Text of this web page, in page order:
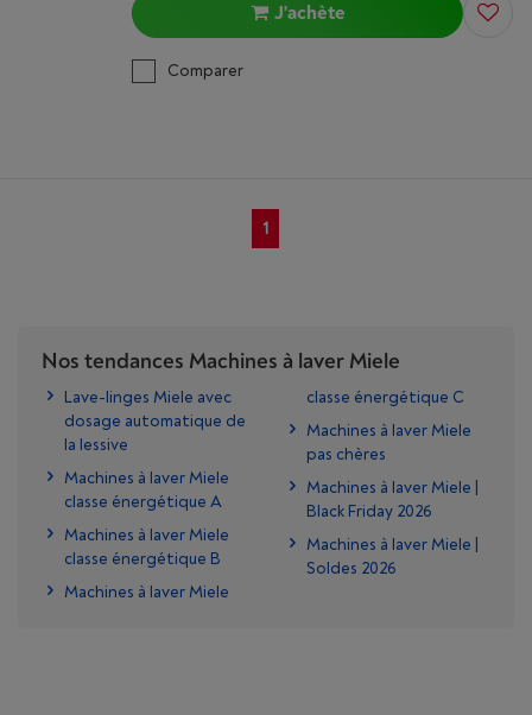
J'achète
Comparer
1
Nos tendances Machines à laver Miele
Lave-linges Miele avec
dosage automatique de
la lessive
Machines à laver Miele
classe énergétique A
Machines à laver Miele
classe énergétique B
Machines à laver Miele
classe énergétique C
Machines à laver Miele
pas chères
Machines à laver Miele |
Black Friday 2026
Machines à laver Miele |
Soldes 2026